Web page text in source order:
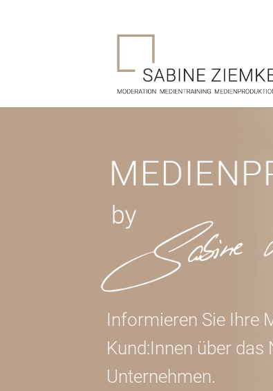
Informieren Sie Ihre
Kund:Innen über das
Unternehmen.